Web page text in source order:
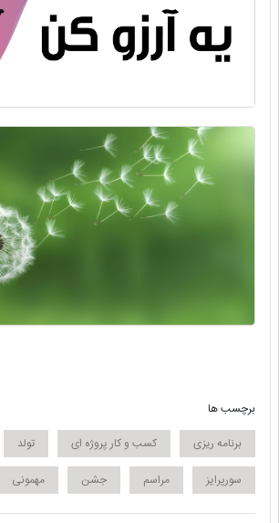
برچسب ها
برنامه ریزی
کسب و کار پروژه ای تولد
سورپرایز
مراسم جشن مهمونی